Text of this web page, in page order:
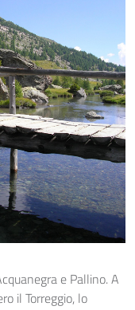
e Pallino. A
il Torreggio, lo